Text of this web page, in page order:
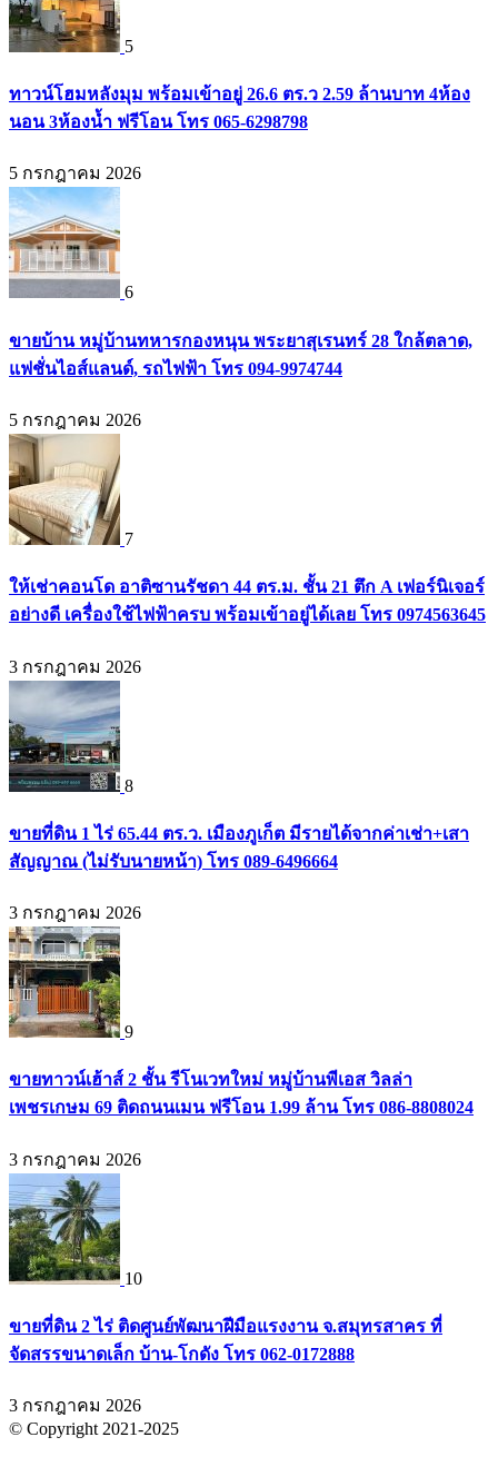
5
ทาวน์โฮมหลังมุม พร้อมเข้าอยู่ 26.6 ตร.ว 2.59 ล้านบาท 4ห้อง
นอน 3ห้องน้ำ ฟรีโอน โทร 065-6298798
5 กรกฎาคม 2026
6
ขายบ้าน หมู่บ้านทหารกองหนุน พระยาสุเรนทร์ 28 ใกล้ตลาด,
แฟชั่นไอส์แลนด์, รถไฟฟ้า โทร 094-9974744
5 กรกฎาคม 2026
7
ให้เช่าคอนโด อาติซานรัชดา 44 ตร.ม. ชั้น 21 ตึก A เฟอร์นิเจอร์
อย่างดี เครื่องใช้ไฟฟ้าครบ พร้อมเข้าอยู่ได้เลย โทร 0974563645
3 กรกฎาคม 2026
8
ขายที่ดิน 1 ไร่ 65.44 ตร.ว. เมืองภูเก็ต มีรายได้จากค่าเช่า+เสา
สัญญาณ (ไม่รับนายหน้า) โทร 089-6496664
3 กรกฎาคม 2026
9
ขายทาวน์เฮ้าส์ 2 ชั้น รีโนเวทใหม่ หมู่บ้านพีเอส วิลล่า
เพชรเกษม 69 ติดถนนเมน ฟรีโอน 1.99 ล้าน โทร 086-8808024
3 กรกฎาคม 2026
10
ขายที่ดิน 2 ไร่ ติดศูนย์พัฒนาฝีมือแรงงาน จ.สมุทรสาคร ที่
จัดสรรขนาดเล็ก บ้าน-โกดัง โทร 062-0172888
3 กรกฎาคม 2026
© Copyright 2021-2025